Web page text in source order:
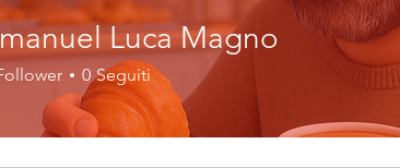
Luca Magno
Luca Magno
0 Seguiti
APPROVATO 25-26 CERTIFICATO 25-26